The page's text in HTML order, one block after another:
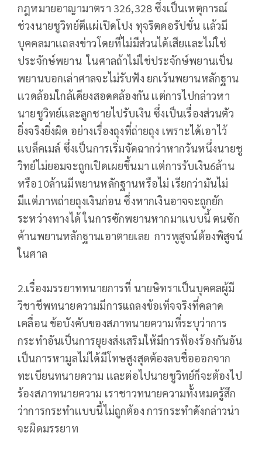
กฎหมายอาญามาตรา 326,328 ซึ่งเป็นเหตุการณ์
ช่วงนายชูวิทย์ตีเเผ่เปิดโปง ทุจริตคอรัปชั่น เเล้วมี
บุคคลมาเเถลงข่าวโดยที่ไม่มีส่วนได้เสียเเละไม่ใช่
ประจักษ์พยาน ในศาลถ้าไม่ใช่ประจักษ์พยานเป็น
พยานบอกเล่าศาลจะไม่รับฟัง ยกเว้นพยานหลักฐาน
เเวดล้อมใกล้เคียงสอดคล้องกัน เเต่การไปกล่าวหา
นายชูวิทย์เเละลูกชายไปรับเงิน ซึ่งเป็นเรื่องส่วนตัว
ยิ่งจริงยิ่งผิด อย่างเรื่องถุงที่ถ่ายถุง เพราะได้เอาไว้
เเบล็คเมล์ ซึ่งเป็นการเริ่มจัดฉากว่าหากวันหนึ่งนายชู
วิทย์ไม่ยอมจะถูกเปิดเผยขึ้นมา เเต่การรับเงิน6ล้าน
หรือ10ล้านมีพยานหลักฐานหรือไม่ เรียกว่ามันไม่
มีเเต่ภาพถ่ายถุงเงินก่อน ซึ่งหากเงินอาจจะถูกยัก
ระหว่างทางได้ ในการซักพยานหากมาเเบบนี้ ตนซัก
ค้านพยานหลักฐานเอาตายเลย การพูสูจน์ต้องพิสูจน์
ในศาล
2.เรื่องมรรยาททนายการที่ นายษิทราเป็นบุคคลผู้มี
วิชาชีพทนายความมีการแถลงข้อเท็จจริงที่คลาด
เคลื่อน ข้อบังคับของสภาทนายความที่ระบุว่าการ
กระทำอันเป็นการยุยงส่งเสริมให้มีการฟ้องร้องกันอัน
เป็นการหามูลไม่ได้มีโทษสูงสุดต้องลบชื่อออกจาก
ทะเบียนทนายความ เเละต่อไปนายชูวิทย์ก็จะต้องไป
ร้องสภาทนายความ เราชาวทนายความทั้งหมดรู้สึก
ว่าการกระทำเเบบนี้ไม่ถูกต้อง การกระทำดังกล่าวน่า
จะผิดมรรยาท